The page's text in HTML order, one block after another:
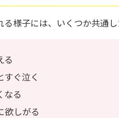
様子には、いくつか共通し
る
ぐ泣く
なる
欲しがる